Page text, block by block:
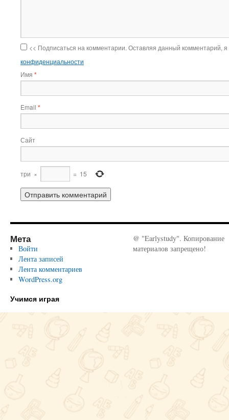
<< Подписаться на комментарии. Оставляя данный комментарий,
конфиденциальности
Имя *
Email *
Сайт
три × = 15
Мета
Войти
Лента записей
Лента комментариев
WordPress.org
@ "Earlystudy". Копирование
материалов запрещено!
Учимся играя